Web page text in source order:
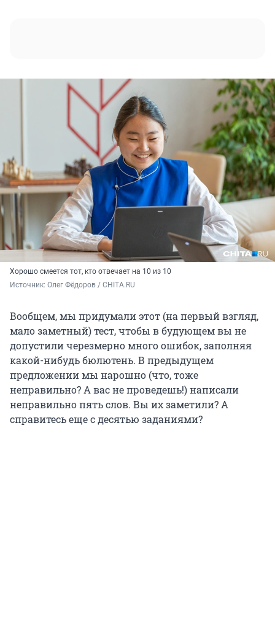
Хорошо смеется тот, кто отвечает на 10 из 10
Источник: Олег Фёдоров / CHITA.RU
Вообщем, мы придумали этот (на первый взгляд,
мало заметный) тест, чтобы в будующем вы не
допустили черезмерно много ошибок, заполняя
какой-нибудь бюлютень. В предыдущем
предложении мы нарошно (что, тоже
неправильно? А вас не проведешь!) написали
неправильно пять слов. Вы их заметили? А
справитесь еще с десятью заданиями?